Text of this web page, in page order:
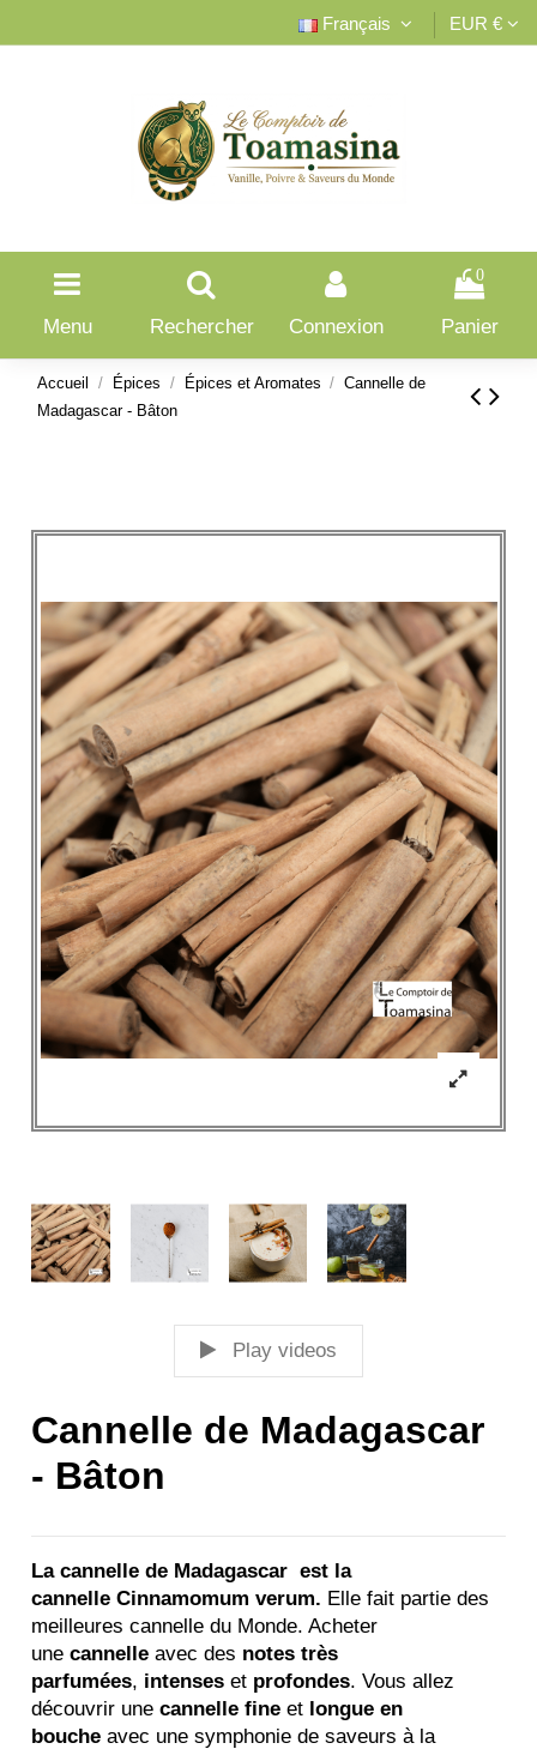
Français EUR €
Menu Rechercher Connexion
0
Panier
Accueil Épices Épices et Aromates
Cannelle de
Madagascar - Bâton
Play videos
Cannelle de Madagascar
- Bâton
La cannelle de Madagascar est la
cannelleCinnamomum verum. Elle fait partie des
meilleures cannelle du Monde. Acheter
unecannelle avec des notes très
parfumées, intenses et profondes. Vous allez
découvrir unecannelle fine et longue en
bouche avec une symphonie de saveurs à la